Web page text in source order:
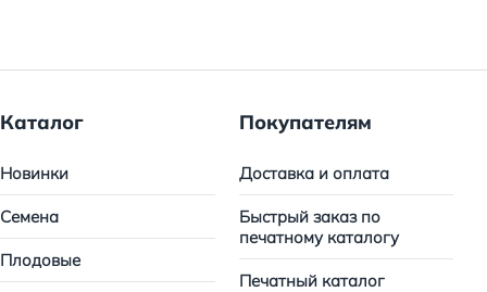
Каталог
Новинки
Семена
Плодовые
Покупателям
Доставка и оплата
Быстрый заказ по
печатному каталогу
Печатный каталог